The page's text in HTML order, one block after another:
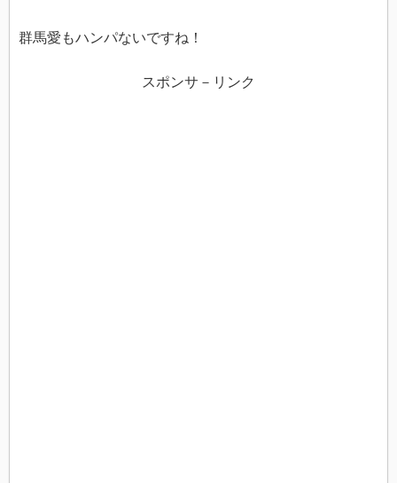
群馬愛もハンパないですね！
スポンサ－リンク